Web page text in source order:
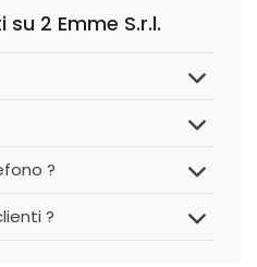
2 Emme S.r.l.
?
?